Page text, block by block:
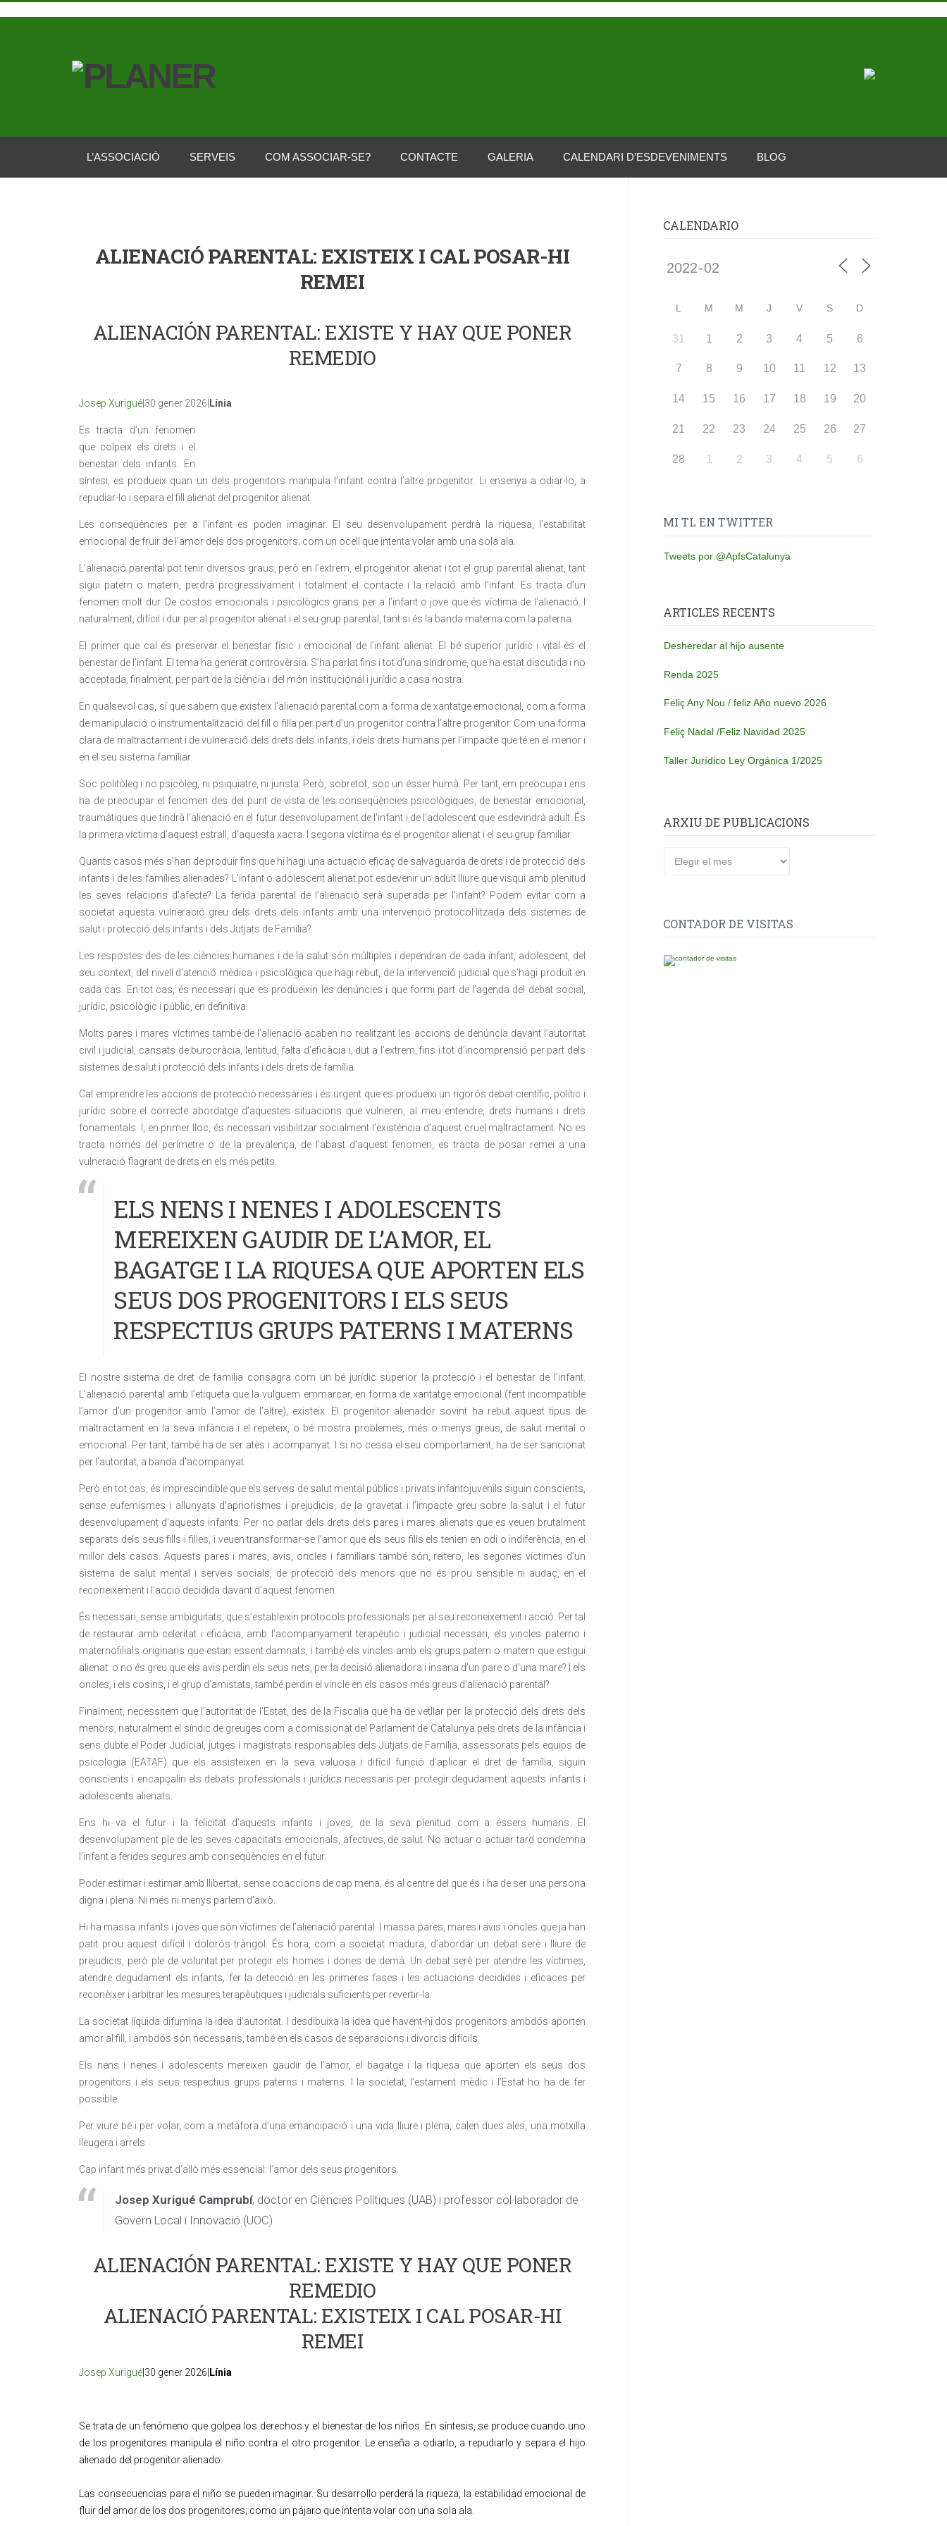
L’ASSOCIACIÓ SERVEIS COM ASSOCIAR-SE? CONTACTE GALERIA CALENDARI D’ESDEVENIMENTS BLOG
ALIENACIÓ PARENTAL: EXISTEIX I CAL POSAR-HI
REMEI
ALIENACIÓN PARENTAL: EXISTE Y HAY QUE PONER
REMEDIO
Josep Xurigué |30 gener 2026| Línia
Es tracta d’un fenomen
que colpeix els drets i el
benestar dels infants. En
síntesi, es produeix quan un dels progenitors manipula l’infant contra l’altre progenitor. Li ensenya a odiar-lo, a
repudiar-lo i separa el fill alienat del progenitor alienat.
Les conseqüències per a l’infant es poden imaginar. El seu desenvolupament perdrà la riquesa, l’estabilitat
emocional de fruir de l’amor dels dos progenitors; com un ocell que intenta volar amb una sola ala.
L’alienació parental pot tenir diversos graus, però en l’extrem, el progenitor alienat i tot el grup parental alienat, tant
sigui patern o matern, perdrà progressivament i totalment el contacte i la relació amb l’infant. Es tracta d’un
fenomen molt dur. De costos emocionals i psicològics grans per a l’infant o jove que és víctima de l’alienació. I
naturalment, difícil i dur per al progenitor alienat i el seu grup parental, tant si és la banda materna com la paterna.
El primer que cal és preservar el benestar físic i emocional de l’infant alienat. El bé superior jurídic i vital és el
benestar de l’infant. El tema ha generat controvèrsia. S’ha parlat fins i tot d’una síndrome, que ha estat discutida i no
acceptada, finalment, per part de la ciència i del món institucional i jurídic a casa nostra.
En qualsevol cas, sí que sabem que existeix l’alienació parental com a forma de xantatge emocional, com a forma
de manipulació o instrumentalització del fill o filla per part d’un progenitor contra l’altre progenitor. Com una forma
clara de maltractament i de vulneració dels drets dels infants; i dels drets humans per l’impacte que té en el menor i
en el seu sistema familiar.
Soc politòleg i no psicòleg, ni psiquiatre, ni jurista. Però, sobretot, soc un ésser humà. Per tant, em preocupa i ens
ha de preocupar el fenomen des del punt de vista de les conseqüències psicològiques, de benestar emocional,
traumàtiques que tindrà l’alienació en el futur desenvolupament de l’infant i de l’adolescent que esdevindrà adult. És
la primera víctima d’aquest estrall, d’aquesta xacra. I segona víctima és el progenitor alienat i el seu grup familiar.
Quants casos més s’han de produir fins que hi hagi una actuació eficaç de salvaguarda de drets i de protecció dels
infants i de les famílies alienades? L’infant o adolescent alienat pot esdevenir un adult lliure que visqui amb plenitud
les seves relacions d’afecte? La ferida parental de l’alienació serà superada per l’infant? Podem evitar com a
societat aquesta vulneració greu dels drets dels infants amb una intervenció protocol·litzada dels sistemes de
salut i protecció dels infants i dels Jutjats de Família?
Les respostes des de les ciències humanes i de la salut són múltiples i dependran de cada infant, adolescent, del
seu context, del nivell d’atenció mèdica i psicològica que hagi rebut, de la intervenció judicial que s’hagi produït en
cada cas. En tot cas, és necessari que es produeixin les denúncies i que formi part de l’agenda del debat social,
jurídic, psicològic i públic, en definitiva.
Molts pares i mares víctimes també de l’alienació acaben no realitzant les accions de denúncia davant l’autoritat
civil i judicial, cansats de burocràcia, lentitud, falta d’eficàcia i, dut a l’extrem, fins i tot d’incomprensió per part dels
sistemes de salut i protecció dels infants i dels drets de família.
Cal emprendre les accions de protecció necessàries i és urgent que es produeixi un rigorós debat científic, polític i
jurídic sobre el correcte abordatge d’aquestes situacions que vulneren, al meu entendre, drets humans i drets
fonamentals. I, en primer lloc, és necessari visibilitzar socialment l’existència d’aquest cruel maltractament. No es
tracta només del perímetre o de la prevalença, de l’abast d’aquest fenomen, es tracta de posar remei a una
vulneració flagrant de drets en els més petits.
ELS NENS I NENES I ADOLESCENTS
MEREIXEN GAUDIR DE L’AMOR, EL
BAGATGE I LA RIQUESA QUE APORTEN ELS
SEUS DOS PROGENITORS I ELS SEUS
RESPECTIUS GRUPS PATERNS I MATERNS
El nostre sistema de dret de família consagra com un bé jurídic superior la protecció i el benestar de l’infant.
L’alienació parental amb l’etiqueta que la vulguem emmarcar, en forma de xantatge emocional (fent incompatible
l’amor d’un progenitor amb l’amor de l’altre), existeix. El progenitor alienador sovint ha rebut aquest tipus de
maltractament en la seva infància i el repeteix, o bé mostra problemes, més o menys greus, de salut mental o
emocional. Per tant, també ha de ser atès i acompanyat. I si no cessa el seu comportament, ha de ser sancionat
per l’autoritat, a banda d’acompanyat.
Però en tot cas, és imprescindible que els serveis de salut mental públics i privats infantojuvenils siguin conscients,
sense eufemismes i allunyats d’apriorismes i prejudicis, de la gravetat i l’impacte greu sobre la salut i el futur
desenvolupament d’aquests infants. Per no parlar dels drets dels pares i mares alienats que es veuen brutalment
separats dels seus fills i filles, i veuen transformar-se l’amor que els seus fills els tenien en odi o indiferència, en el
millor dels casos. Aquests pares i mares, avis, oncles i familiars també són, reitero, les segones víctimes d’un
sistema de salut mental i serveis socials, de protecció dels menors que no és prou sensible ni audaç, en el
reconeixement i l’acció decidida davant d’aquest fenomen.
És necessari, sense ambigüitats, que s’estableixin protocols professionals per al seu reconeixement i acció. Per tal
de restaurar amb celeritat i eficàcia, amb l’acompanyament terapèutic i judicial necessari, els vincles paterno i
maternofilials originaris que estan essent damnats, i també els vincles amb els grups patern o matern que estigui
alienat: o no és greu que els avis perdin els seus nets, per la decisió alienadora i insana d’un pare o d’una mare? I els
oncles, i els cosins, i el grup d’amistats, també perdin el vincle en els casos més greus d’alienació parental?
Finalment, necessitem que l’autoritat de l’Estat, des de la Fiscalia que ha de vetllar per la protecció dels drets dels
menors, naturalment el síndic de greuges com a comissionat del Parlament de Catalunya pels drets de la infància i
sens dubte el Poder Judicial, jutges i magistrats responsables dels Jutjats de Família, assessorats pels equips de
psicologia (EATAF) que els assisteixen en la seva valuosa i difícil funció d’aplicar el dret de família, siguin
conscients i encapçalin els debats professionals i jurídics necessaris per protegir degudament aquests infants i
adolescents alienats.
Ens hi va el futur i la felicitat d’aquests infants i joves, de la seva plenitud com a éssers humans. El
desenvolupament ple de les seves capacitats emocionals, afectives, de salut. No actuar o actuar tard condemna
l’infant a ferides segures amb conseqüències en el futur.
Poder estimar i estimar amb llibertat, sense coaccions de cap mena, és al centre del que és i ha de ser una persona
digna i plena. Ni més ni menys parlem d’això.
Hi ha massa infants i joves que són víctimes de l’alienació parental. I massa pares, mares i avis i oncles que ja han
patit prou aquest difícil i dolorós tràngol. És hora, com a societat madura, d’abordar un debat serè i lliure de
prejudicis, però ple de voluntat per protegir els homes i dones de demà. Un debat serè per atendre les víctimes,
atendre degudament els infants, fer la detecció en les primeres fases i les actuacions decidides i eficaces per
reconèixer i arbitrar les mesures terapèutiques i judicials suficients per revertir-la.
La societat líquida difumina la idea d’autoritat. I desdibuixa la idea que havent-hi dos progenitors ambdós aporten
amor al fill, i ambdós són necessaris, també en els casos de separacions i divorcis difícils.
Els nens i nenes i adolescents mereixen gaudir de l’amor, el bagatge i la riquesa que aporten els seus dos
progenitors i els seus respectius grups paterns i materns. I la societat, l’estament mèdic i l’Estat ho ha de fer
possible.
Per viure bé i per volar, com a metàfora d’una emancipació i una vida lliure i plena, calen dues ales, una motxilla
lleugera i arrels.
Cap infant més privat d’allò més essencial: l’amor dels seus progenitors.
Josep Xurigué Camprubí, doctor en Ciències Polítiques (UAB) i professor col·laborador de
Govern Local i Innovació (UOC)
ALIENACIÓN PARENTAL: EXISTE Y HAY QUE PONER
REMEDIO
ALIENACIÓ PARENTAL: EXISTEIX I CAL POSAR-HI
REMEI
Josep Xurigué |30 gener 2026| Línia
Se trata de un fenómeno que golpea los derechos y el bienestar de los niños. En síntesis, se produce cuando uno
de los progenitores manipula el niño contra el otro progenitor. Le enseña a odiarlo, a repudiarlo y separa el hijo
alienado del progenitor alienado.
Las consecuencias para el niño se pueden imaginar. Su desarrollo perderá la riqueza, la estabilidad emocional de
fluir del amor de los dos progenitores; como un pájaro que intenta volar con una sola ala.
CALENDARIO
L M M J V S D
31 1 2 3 4 5 6
7 8 9 10 11 12 13
14 15 16 17 18 19 20
21 22 23 24 25 26 27
28 1 2 3 4 5 6
MI TL EN TWITTER
Tweets por @ApfsCatalunya
ARTICLES RECENTS
Desheredar al hijo ausente
Renda 2025
Feliç Any Nou / feliz Año nuevo 2026
Feliç Nadal /Feliz Navidad 2025
Taller Jurídico Ley Orgánica 1/2025
ARXIU DE PUBLICACIONS
CONTADOR DE VISITAS